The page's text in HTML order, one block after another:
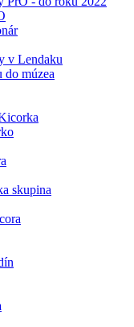
v Lendaku
do múzea
skupina